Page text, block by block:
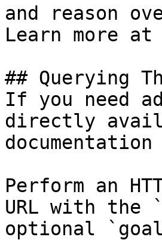
and reason
Learn more
## Querying
If you need
directly
Perform an
URL with the
optional